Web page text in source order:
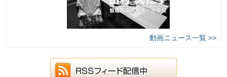
動画ニュース一覧 >>